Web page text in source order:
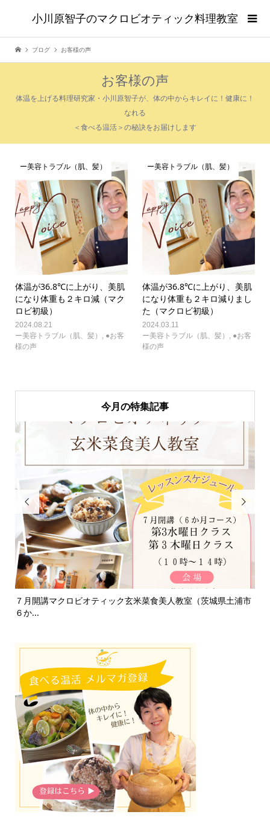
小川原智子のマクロビオティック料理教室
ブログ お客様の声
お客様の声
体温を上げる料理研究家・小川原智子が、体の中からキレイに！健康に！
なれる
＜食べる温活＞の秘訣をお届けします
ー美容トラブル（肌、髪）
体温が36.8℃に上がり、美肌
になり体重も２キロ減（マク
ロビ初級）
2024.08.21
ー美容トラブル（肌、髪）
●お客
様の声
ー美容トラブル（肌、髪）
体温が36.8℃に上がり、美肌
になり体重も２キロ減りまし
た（マクロビ初級）
2024.03.11
ー美容トラブル（肌、髪）
●お客
様の声
今月の特集記事

７月開講マクロビオティック玄米菜食美人教室（茨城県土浦市
６か...
